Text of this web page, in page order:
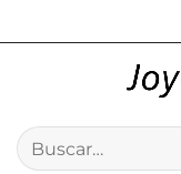
al
Buscar
por: